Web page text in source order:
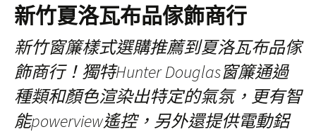
新竹夏洛瓦布品傢飾商行
新竹窗簾樣式選購推薦到夏洛瓦布品傢
飾商行！獨特Hunter Douglas窗簾通過
種類和顏色渲染出特定的氣氛，更有智
能powerview遙控，另外還提供電動鋁